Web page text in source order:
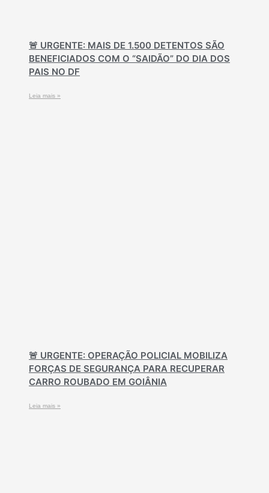
🚨 URGENTE: MAIS DE 1.500 DETENTOS SÃO
BENEFICIADOS COM O “SAIDÃO” DO DIA DOS
PAIS NO DF
Leia mais »
🚨 URGENTE: OPERAÇÃO POLICIAL MOBILIZA
FORÇAS DE SEGURANÇA PARA RECUPERAR
CARRO ROUBADO EM GOIÂNIA
Leia mais »